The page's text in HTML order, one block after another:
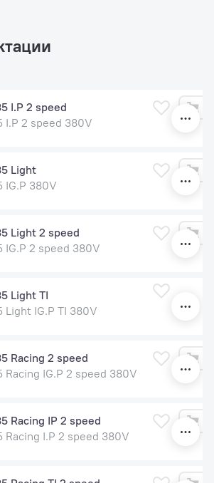
I.P 2 speed
I.P 2 speed 380V
Light
IG.P 380V
Light 2 speed
IG.P 2 speed 380V
Light TI
Light IG.P TI 380V
Racing 2 speed
Racing IG.P 2 speed 380V
Racing IP 2 speed
Racing I.P 2 speed 380V